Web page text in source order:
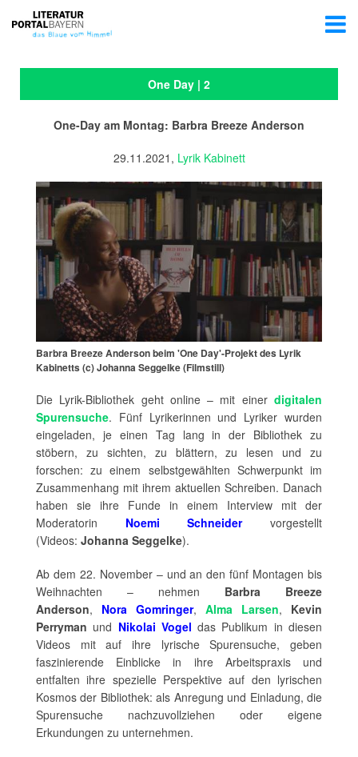
One Day | 2
One-Day am Montag: Barbra Breeze Anderson
29.11.2021, Lyrik Kabinett
Barbra Breeze Anderson beim 'One Day'-Projekt des Lyrik
Kabinetts (c) Johanna Seggelke (Filmstill)
Die Lyrik-Bibliothek geht online – mit einer digitalen
Spurensuche. Fünf Lyrikerinnen und Lyriker wurden
eingeladen, je einen Tag lang in der Bibliothek zu
stöbern, zu sichten, zu blättern, zu lesen und zu
forschen: zu einem selbstgewählten Schwerpunkt im
Zusammenhang mit ihrem aktuellen Schreiben. Danach
haben sie ihre Funde in einem Interview mit der
Moderatorin Noemi Schneidervorgestellt
(Videos: Johanna Seggelke).
Ab dem 22. November – und an den fünf Montagen bis
Weihnachten – nehmen Barbra Breeze
Anderson, Nora Gomringer, Alma Larsen, Kevin
Perryman und Nikolai Vogel das Publikum in diesen
Videos mit auf ihre lyrische Spurensuche, geben
faszinierende Einblicke in ihre Arbeitspraxis und
entfalten ihre spezielle Perspektive auf den lyrischen
Kosmos der Bibliothek: als Anregung und Einladung, die
Spurensuche nachzuvollziehen oder eigene
Erkundungen zu unternehmen.